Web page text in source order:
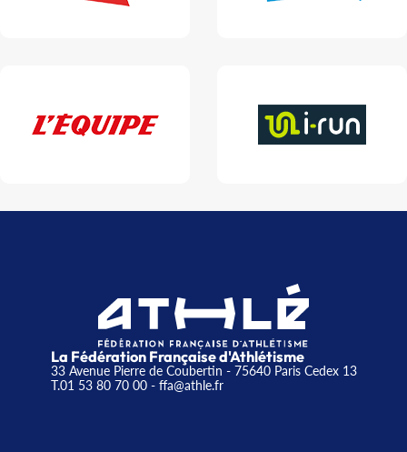
La Fédération Française d'Athlétisme
33 Avenue Pierre de Coubertin - 75640 Paris Cedex 13
T.01 53 80 70 00- ffa@athle.fr